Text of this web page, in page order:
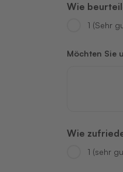
Wie
1 (Sehr
Möchten Sie
Wie
1 (sehr